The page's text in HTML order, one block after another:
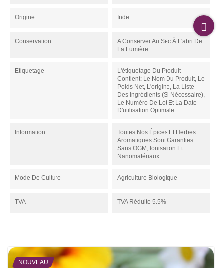
Origine Inde
Conservation
A Conserver Au Sec À L'abri De
La Lumière
Etiquetage
L'étiquetage Du Produit
Contient: Le Nom Du Produit, Le
Poids Net, L'origine, La Liste
Des Ingrédients (si Nécessaire),
Le Numéro De Lot Et La Date
D'utilisation Optimale.
Information
Toutes Nos Épices Et Herbes
Aromatiques Sont Garanties
Sans OGM, Ionisation Et
Nanomatériaux.
Mode De Culture Agriculture Biologique
TVA TVA Réduite 5.5%
NOUVEAU